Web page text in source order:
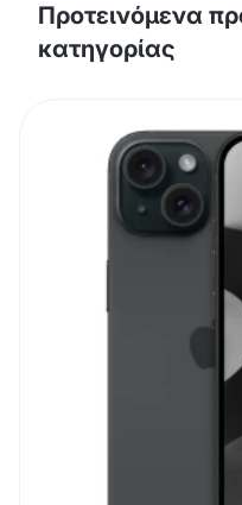
Προτεινόμενα
κατηγορίας